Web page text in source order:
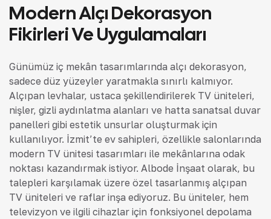
Modern Alçı Dekorasyon
Fikirleri Ve Uygulamaları
Günümüz iç mekân tasarımlarında alçı dekorasyon,
sadece düz yüzeyler yaratmakla sınırlı kalmıyor.
Alçıpan levhalar, ustaca şekillendirilerek TV üniteleri,
nişler, gizli aydınlatma alanları ve hatta sanatsal duvar
panelleri gibi estetik unsurlar oluşturmak için
kullanılıyor. İzmit’te ev sahipleri, özellikle salonlarında
modern TV ünitesi tasarımları ile mekânlarına odak
noktası kazandırmak istiyor. Albode İnşaat olarak, bu
talepleri karşılamak üzere özel tasarlanmış alçıpan
TV üniteleri ve raflar inşa ediyoruz. Bu üniteler, hem
televizyon ve ilgili cihazlar için fonksiyonel depolama